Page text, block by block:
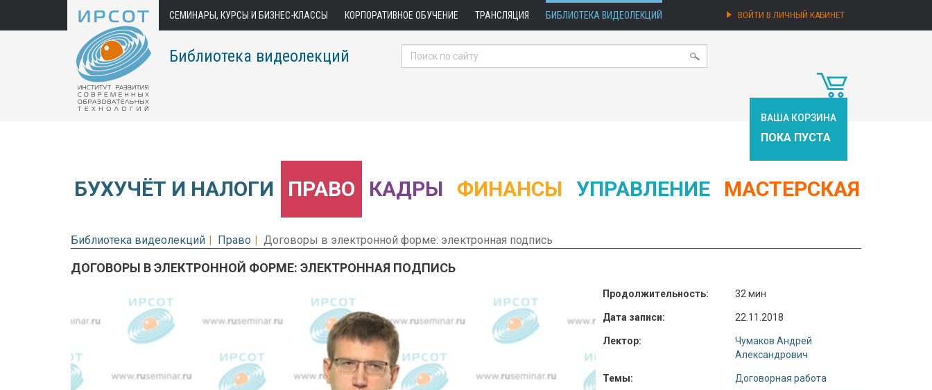
СЕМИНАРЫ, КУРСЫ И БИЗНЕС-КЛАССЫ КОРПОРАТИВНОЕ ОБУЧЕНИЕ ТРАНСЛЯЦИЯ БИБЛИОТЕКА ВИДЕОЛЕКЦИЙ ВОЙТИ В ЛИЧНЫЙ КАБИНЕТ
Библиотека видеолекций
ВАША КОРЗИНА
ПОКА ПУСТА
БУХУЧЁТ И НАЛОГИ ПРАВО КАДРЫ ФИНАНСЫ УПРАВЛЕНИЕ МАСТЕРСКАЯ
Библиотека видеолекций Право Договоры в электронной форме: электронная подпись
ДОГОВОРЫ В ЭЛЕКТРОННОЙ ФОРМЕ: ЭЛЕКТРОННАЯ ПОДПИСЬ
Предварительный просмотр. Фрагмент
Продолжительность: 32 мин
Дата записи: 22.11.2018
Лектор:
Чумаков Андрей
Александрович
Темы: Договорная работа